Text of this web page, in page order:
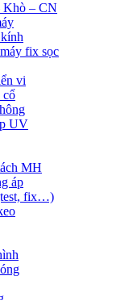
Khò – CN
fix sọc
vi
cổ
UV
MH
áp
fix…)